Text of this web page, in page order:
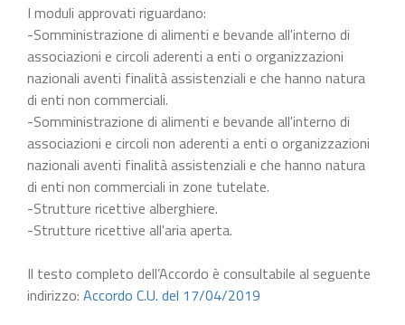
I moduli approvati riguardano:
-Somministrazione di alimenti e bevande all'interno di
associazioni e circoli aderenti a enti o organizzazioni
nazionali aventi finalità assistenziali e che hanno natura
di enti non commerciali.
-Somministrazione di alimenti e bevande all'interno di
associazioni e circoli non aderenti a enti o organizzazioni
nazionali aventi finalità assistenziali e che hanno natura
di enti non commerciali in zone tutelate.
-Strutture ricettive alberghiere.
-Strutture ricettive all'aria aperta.
Il testo completo dell’Accordo è consultabile al seguente
indirizzo: Accordo C.U. del 17/04/2019